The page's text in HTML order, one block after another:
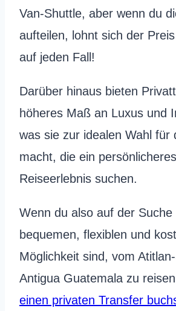
Van-Shuttle, aber wenn du
aufteilen, lohnt sich der
auf jeden Fall!
Darüber hinaus bieten
höheres Maß an Luxus und
was sie zur idealen Wahl für
macht, die ein persönlicheres
Reiseerlebnis suchen.
Wenn du also auf der Suche
bequemen, flexiblen und
Möglichkeit sind, vom
Antigua Guatemala zu
einen privaten Transfer